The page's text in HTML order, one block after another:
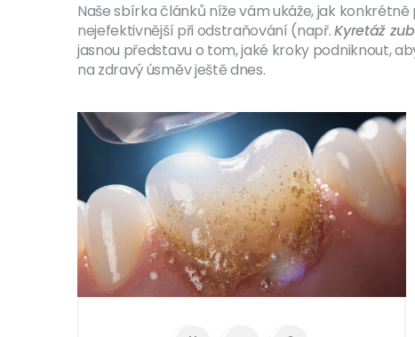
Naše sbírka článků níže vám ukáže, jak
nejefektivnější při odstraňování (např.Kyretáž
jasnou představu o tom, jaké kroky podniknout,
na zdravý úsměv ještě dnes.